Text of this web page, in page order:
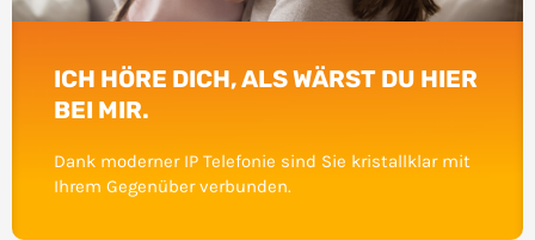
ICH HÖRE DICH, ALS WÄRST DU HIER
BEI MIR.
Dank moderner IP Telefonie sind Sie kristallklar mit
Ihrem Gegenüber verbunden.